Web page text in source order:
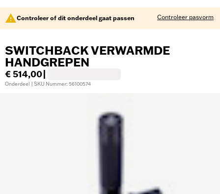
Controleer of dit onderdeel gaat passen Controleer pasvorm
SWITCHBACK VERWARMDE
HANDGREPEN
€ 514,00
Onderdeel | SKU Nummer: 56100574